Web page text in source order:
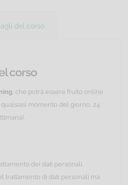
del corso
corso
, che potrà essere fruito online
momento del giorno, 24
dei dati personali,
trattamento di dati personali ma